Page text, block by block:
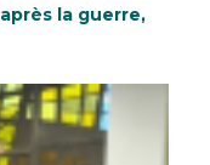
la guerre,